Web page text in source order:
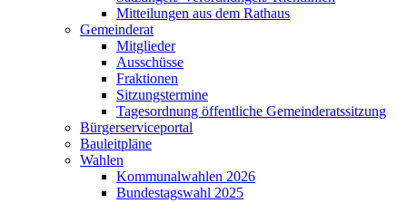
Mitteilungen aus dem Rathaus
Gemeinderat
Mitglieder
Ausschüsse
Fraktionen
Sitzungstermine
Tagesordnung öffentliche Gemeinderatssitzung
Bürgerserviceportal
Bauleitpläne
Wahlen
Kommunalwahlen 2026
Bundestagswahl 2025